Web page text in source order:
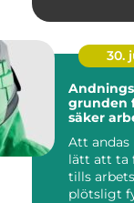
30.
grunden
säker
Att andas
lätt att ta
tills
plötsligt